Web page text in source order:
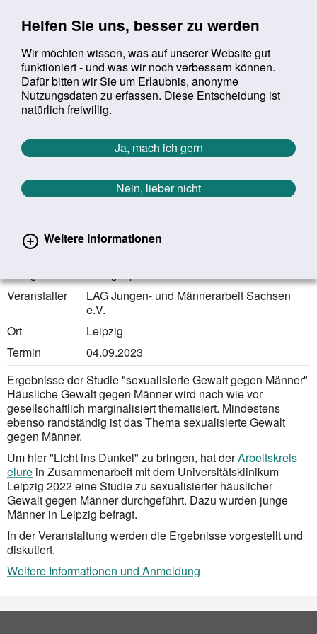
Helfen Sie uns, besser zu werden
Wir möchten wissen, was auf unserer Website gut
funktioniert - und was wir noch verbessern können.
Dafür bitten wir Sie um Erlaubnis, anonyme
Nutzungsdaten zu erfassen. Diese Entscheidung ist
natürlich freiwillig.
Ja, mach ich gern
Nein, lieber nicht
Weitere Informationen
Suchbegriff:
Sie befinden sich hier:
Startseite Aktuelles Veranstaltungen
Veranstaltungen
Licht ins Dunkel
Veranstalter
LAG Jungen- und Männerarbeit Sachsen
e.V.
Ort
Leipzig
Termin
04.09.2023
Ergebnisse der Studie "sexualisierte Gewalt gegen Männer"
Häusliche Gewalt gegen Männer wird nach wie vor
gesellschaftlich marginalisiert thematisiert. Mindestens
ebenso randständig ist das Thema sexualisierte Gewalt
gegen Männer.
Um hier "Licht ins Dunkel" zu bringen, hat derArbeitskreis
elure in Zusammenarbeit mit dem Universitätsklinikum
Leipzig 2022 eine Studie zu sexualisierter häuslicher
Gewalt gegen Männer durchgeführt. Dazu wurden junge
Männer in Leipzig befragt.
In der Veranstaltung werden die Ergebnisse vorgestellt und
diskutiert.
Weitere Informationen und Anmeldung
Social Bookmarks